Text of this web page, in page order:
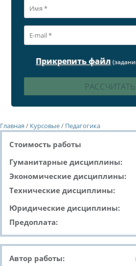
Прикрепить файл
Главная / Курсовые/ Педагогика
Стоимость работы
Гуманитарные дисциплины:
Экономические дисциплины:
Технические дисциплины:
Юридические дисциплины:
Предоплата:
Автор работы: